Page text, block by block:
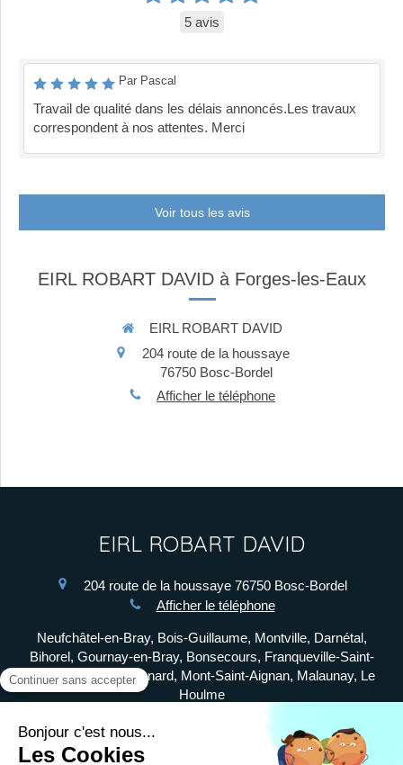
5 avis
Par Pascal
Travail de qualité dans les délais annoncés.Les travaux
correspondent à nos attentes. Merci
Voir tous les avis
EIRL ROBART DAVID à Forges-les-Eaux
EIRL ROBART DAVID
204 route de la houssaye
76750 Bosc-Bordel
Afficher le téléphone
EIRL ROBART DAVID
204 route de la houssaye 76750 Bosc-Bordel
Afficher le téléphone
Neufchâtel-en-Bray, Bois-Guillaume, Montville, Darnétal,
Bihorel, Gournay-en-Bray, Bonsecours, Franqueville-Saint-
Pierre, Le Mesnil-Esnard, Mont-Saint-Aignan, Malaunay, Le
Houlme